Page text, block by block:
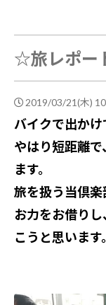
☆旅レポー
2019/03/21(木)
バイクで出かけ
やはり短距離
ます。
旅を扱う当倶
お力をお借り
こうと思います。